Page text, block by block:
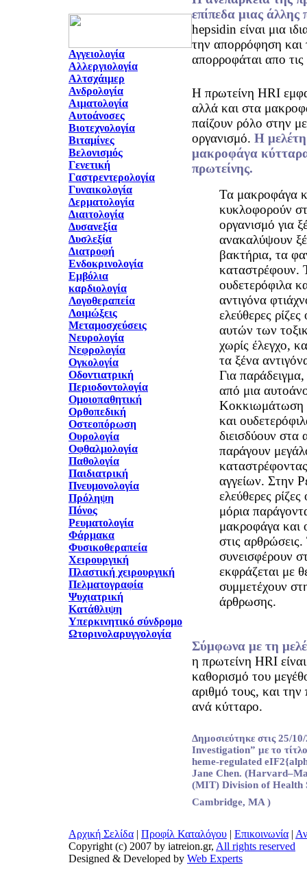
Αγγειολογία
Αλλεργιολογία
Αλτσχάιμερ
Ανδρολογία
Αιματολογία
Αυτοάνοσες
Βιοτεχνολογία
Βιταμίνες
Βελονισμός
Γενετική
Γαστρεντερολογία
Γυναικολογία
Δερματολογία
Διαιτολογία
Δυσανεξία
Δυσλεξία
Διατροφή
Ενδοκρινολογία
Εμβόλια
καρδιολογία
Λογοθεραπεία
Λοιμώξεις
Μεταμοσχεύσεις
Νευρολογία
Νεφρολογία
Ογκολογία
Οδοντιατρική
Περιοδοντολογία
Ομοιοπαθητική
Ορθοπεδική
Οστεοπόρωση
Ουρολογία
Οφθαλμολογία
Παθολογία
Παιδιατρική
Πνευμονολογία
Πρόληψη
Πόνος
Ρευματολογία
Φάρμακα
Φυσικοθεραπεία
Χειρουργική
Πλαστική χειρουργική
Πελματογραφία
Ψυχιατρική
Κατάθλιψη
Υπερκινητικό σύνδρομο
Ωτορινολαρυγγολογία
επίπεδα μιας
hepsidin είναι μια
την απορρόφηση και
απορροφάται απο
Η πρωτείνη HRI
αλλά και στα
παίζουν ρόλο στην
οργανισμό. Η μελέτη
μακροφάγα
πρωτείνης.
Τα μακροφάγα
κυκλοφορούν
οργανισμό για
ανακαλύψουν
βακτήρια, τα
καταστρέφουν.
ουδετερόφιλα
αντιγόνα
ελεύθερες
αυτών των
χωρίς έλεγχο,
τα ξένα
Για
από μια
Κοκκιωμάτωση
και
διεισδύουν στα
παράγουν
αγγείων. Στην
ελεύθερες
μόρια
μακροφάγα και
στις
συνεισφέρουν
εκφράζεται με
συμμετέχουν
άρθρωσης.
Σύμφωνα με τη
η πρωτείνη HRI
καθορισμό του
αριθμό τους, και την
ανά κύτταρο.
Δημοσιεύτηκε στις 25/
Investigation” με το
heme-regulated
Jane Chen.
(MIT) Division of Health
Cambridge, MA )
Αρχική Σελίδα | Προφίλ Καταλόγου | Επικοινωνία |
Copyright (c) 2007 by iatreion.gr, All rights reserved
Designed & Developed by Web Experts